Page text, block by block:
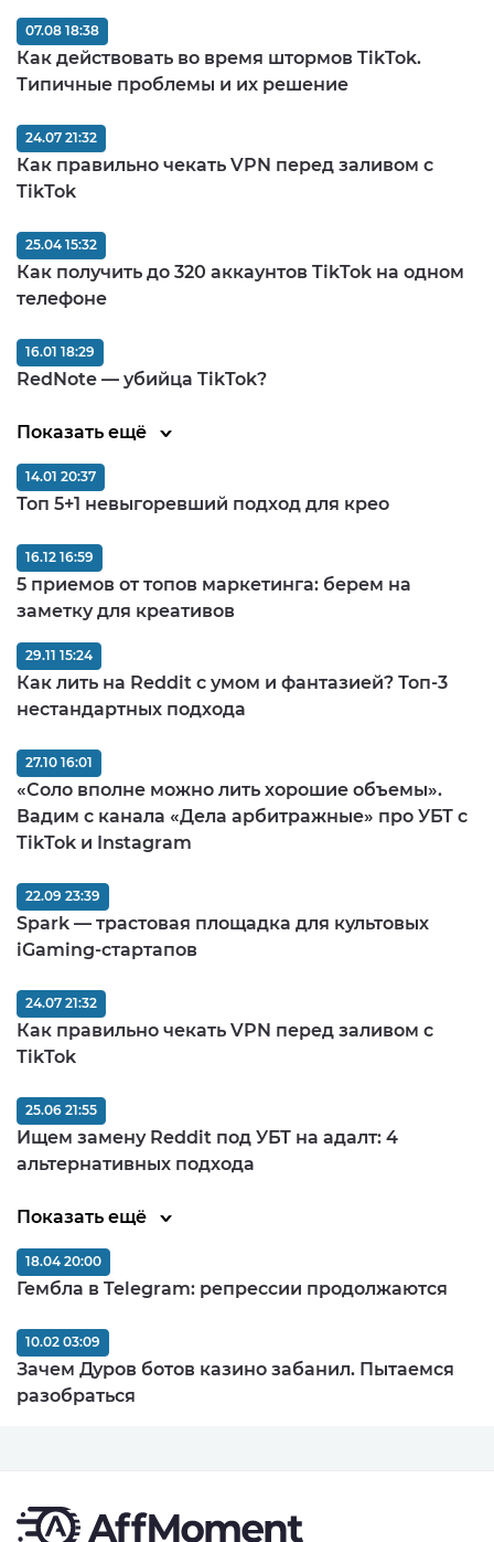
Как действовать во время штормов TikTok.
Типичные проблемы и их решение
07.08 18:38
Как правильно чекать VPN перед заливом c
TikTok
24.07 21:32
Как получить до 320 аккаунтов TikTok на одном
телефоне
25.04 15:32
RedNote — убийца TikTok?
16.01 18:29
Показать ещё
Топ 5+1 невыгоревший подход для крео
14.01 20:37
5 приемов от топов маркетинга: берем на
заметку для креативов
16.12 16:59
Как лить на Reddit с умом и фантазией? Топ-3
нестандартных подхода
29.11 15:24
«Соло вполне можно лить хорошие объемы».
Вадим с канала «Дела арбитражные» про УБТ с
TikTok и Instagram
27.10 16:01
Spark — трастовая площадка для культовых
iGaming-стартапов
22.09 23:39
Как правильно чекать VPN перед заливом c
TikTok
24.07 21:32
Ищем замену Reddit под УБТ на адалт: 4
альтернативных подхода
25.06 21:55
Показать ещё
Гембла в Telegram: репрессии продолжаются
18.04 20:00
Зачем Дуров ботов казино забанил. Пытаемся
разобраться
10.02 03:09